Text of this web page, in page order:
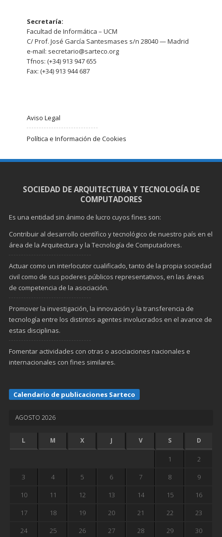
Secretaría:
Facultad de Informática – UCM
C/ Prof. José García Santesmases s/n 28040 — Madrid
e-mail: secretario@sarteco.org
Tfnos: (+34) 913 947 655
Fax: (+34) 913 944 687
Aviso Legal
Política e Información de Cookies
SOCIEDAD DE ARQUITECTURA Y TECNOLOGÍA DE
COMPUTADORES
Es una entidad sin ánimo de lucro cuyos fines son:
Contribuir al desarrollo científico y tecnológico de nuestro país en el
área de la Arquitectura y la Tecnología de Computadores.
Actuar como un interlocutor cualificado, tanto de la propia sociedad
civil como de sus poderes públicos representativos, en las áreas
de competencia de la asociación.
Promover la investigación, la innovación y la transferencia de
tecnología entre los distintos agentes involucrados en el avance de
estas disciplinas.
Fomentar actividades con otras o asociaciones nacionales e
internacionales con fines similares.
Calendario de publicaciones Sarteco
AGOSTO 2026
L M X J V S D
1
2
3
4 5 6 7 8
9
10
11 12 13 14 15
16
17
18 19 20 21 22
23
24
25 26 27 28 29 30